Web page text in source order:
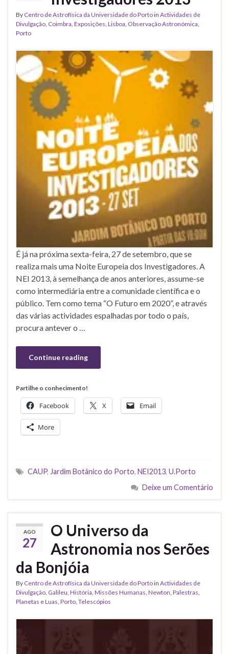
By Centro de Astrofísica da Universidade do Portoin Actividades de
Divulgação, Coimbra, Exposições, Lisboa, Observação Astronómica,
Porto
É já na próxima sexta-feira, 27 de setembro, que se
realiza mais uma Noite Europeia dos Investigadores. A
NEI 2013, à semelhança de anos anteriores, assume-se
como intermediária entre a comunidade científica e o
público. Tem como tema “O Futuro em 2020”, e através
das várias actividades espalhadas por todo o país,
procura antever o …
Continue reading
Partilhe o conhecimento!
Facebook X Email
More
CAUP, Jardim Botânico do Porto, NEI2013, U.Porto
Deixe um Comentário
AGO
27
O Universo da
Astronomia nos Serões
da Bonjóia
By Centro de Astrofísica da Universidade do Portoin Actividades de
Divulgação, Galileu, História, Missões Humanas, Newton, Palestras,
Planetas e Luas, Porto, Telescópios